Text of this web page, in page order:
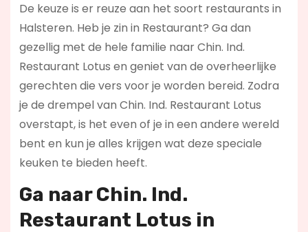
De keuze is er reuze aan het soort restaurants in
Halsteren. Heb je zin in Restaurant? Ga dan
gezellig met de hele familie naar Chin. Ind.
Restaurant Lotus en geniet van de overheerlijke
gerechten die vers voor je worden bereid. Zodra
je de drempel van Chin. Ind. Restaurant Lotus
overstapt, is het even of je in een andere wereld
bent en kun je alles krijgen wat deze speciale
keuken te bieden heeft.
Ga naar Chin. Ind.
Restaurant Lotus in